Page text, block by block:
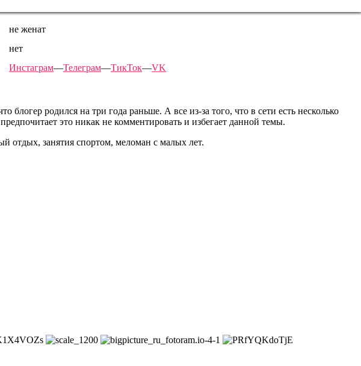
—
не женат
нет
Инстаграм—Телеграм—ТикТок—VK
блогер родился на три года раньше. А все из-за того, что в сети есть несколько
это никак не комментировать и избегает данной темы.
отдых, занятия спортом, меломан с малых лет.